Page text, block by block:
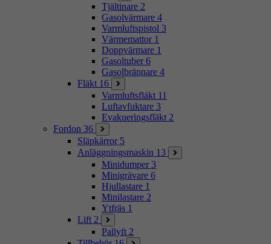
Tjältinare 2
Gasolvärmare 4
Varmluftspistol 3
Värmemattor 1
Doppvärmare 1
Gasoltuber 6
Gasolbrännare 4
Fläkt 16
Varmluftsfläkt 11
Luftavfuktare 3
Evakueringsfläkt 2
Fordon 36
Släpkärror 5
Anläggningsmaskin 13
Minidumper 3
Minigrävare 6
Hjullastare 1
Minilastare 2
Ytfräs 1
Lift 2
Pallyft 2